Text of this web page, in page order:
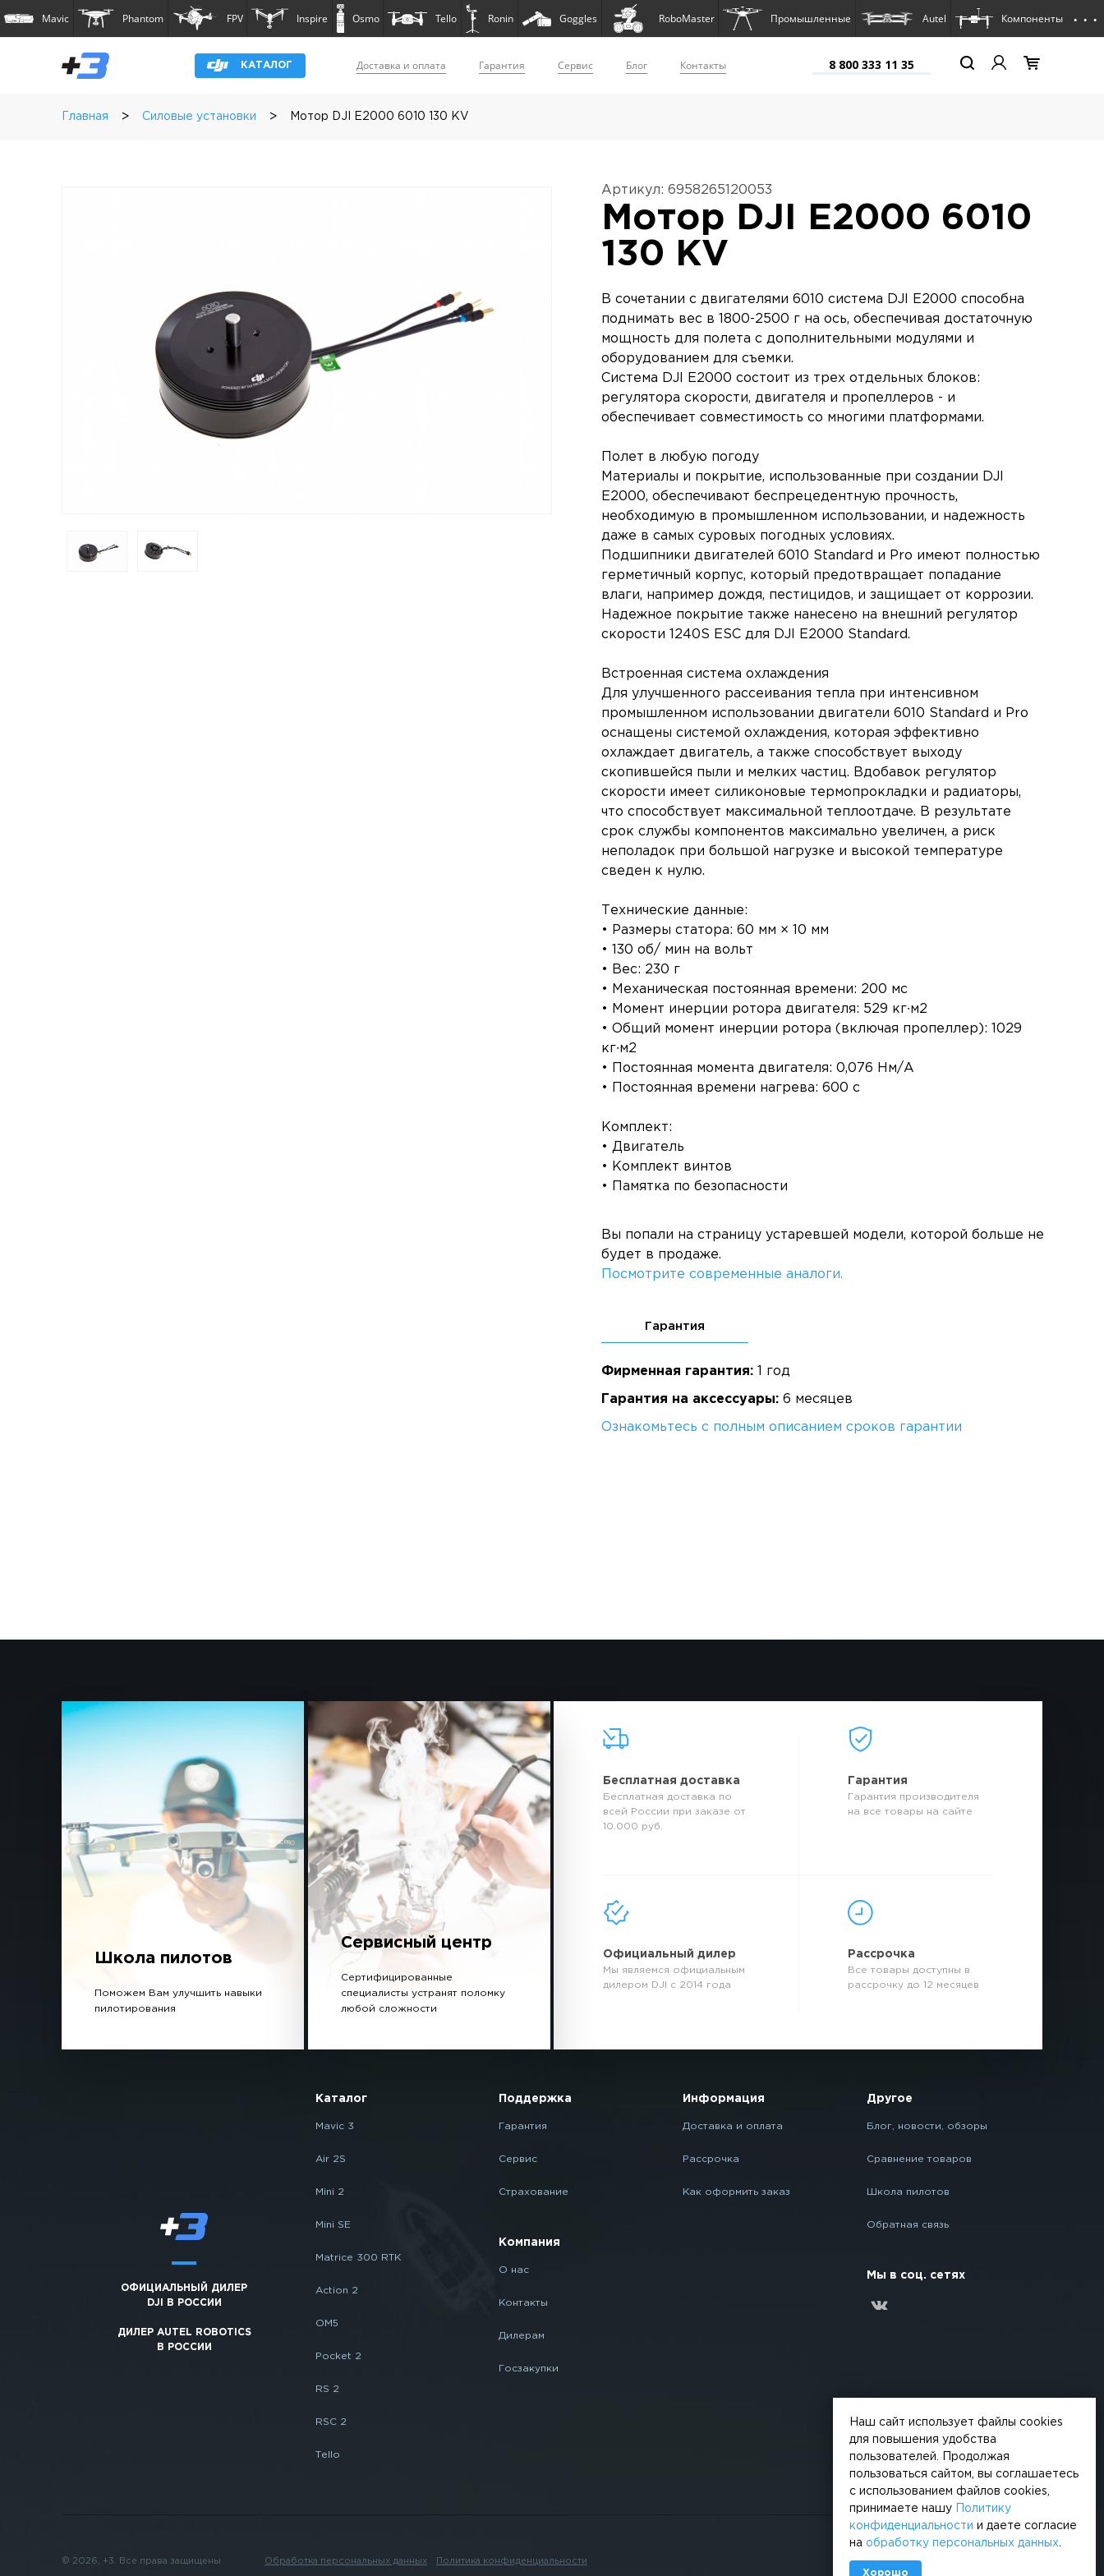
Mavic Phantom FPV Inspire Osmo Tello Ronin Goggles RoboMaster Промышленные Autel Компоненты . . .
КАТАЛОГ Доставка и оплата Гарантия Сервис Блог Контакты 8 800 333 11 35
Главная > Силовые установки > Мотор DJI E2000 6010 130 KV
Артикул: 6958265120053
Мотор DJI E2000 6010
130 KV
В сочетании с двигателями 6010 система DJI E2000 способна
поднимать вес в 1800-2500 г на ось, обеспечивая достаточную
мощность для полета с дополнительными модулями и
оборудованием для съемки.
Система DJI E2000 состоит из трех отдельных блоков:
регулятора скорости, двигателя и пропеллеров - и
обеспечивает совместимость со многими платформами.
Полет в любую погоду
Материалы и покрытие, использованные при создании DJI
E2000, обеспечивают беспрецедентную прочность,
необходимую в промышленном использовании, и надежность
даже в самых суровых погодных условиях.
Подшипники двигателей 6010 Standard и Pro имеют полностью
герметичный корпус, который предотвращает попадание
влаги, например дождя, пестицидов, и защищает от коррозии.
Надежное покрытие также нанесено на внешний регулятор
скорости 1240S ESC для DJI E2000 Standard.
Встроенная система охлаждения
Для улучшенного рассеивания тепла при интенсивном
промышленном использовании двигатели 6010 Standard и Pro
оснащены системой охлаждения, которая эффективно
охлаждает двигатель, а также способствует выходу
скопившейся пыли и мелких частиц. Вдобавок регулятор
скорости имеет силиконовые термопрокладки и радиаторы,
что способствует максимальной теплоотдаче. В результате
срок службы компонентов максимально увеличен, а риск
неполадок при большой нагрузке и высокой температуре
сведен к нулю.
Технические данные:
• Размеры статора: 60 мм × 10 мм
• 130 об/ мин на вольт
• Вес: 230 г
• Механическая постоянная времени: 200 мс
• Момент инерции ротора двигателя: 529 кг∙м2
• Общий момент инерции ротора (включая пропеллер): 1029
кг∙м2
• Постоянная момента двигателя: 0,076 Нм/А
• Постоянная времени нагрева: 600 с
Комплект:
• Двигатель
• Комплект винтов
• Памятка по безопасности
Вы попали на страницу устаревшей модели, которой больше не
будет в продаже.
Посмотрите современные аналоги.
Гарантия
Фирменная гарантия:1 год
Гарантия на аксессуары:6 месяцев
Ознакомьтесь с полным описанием сроков гарантии
Школа пилотов
Поможем Вам улучшить навыки
пилотирования
Сервисный центр
Сертифицированные
специалисты устранят поломку
любой сложности
Бесплатная доставка
Бесплатная доставка по
всей России при заказе от
10.000 руб.
Гарантия
Гарантия производителя
на все товары на сайте
Официальный дилер
Мы являемся официальным
дилером DJI с 2014 года
Рассрочка
Все товары доступны в
рассрочку до 12 месяцев
ОФИЦИАЛЬНЫЙ ДИЛЕР
DJI В РОССИИ
ДИЛЕР AUTEL ROBOTICS
В РОССИИ
Каталог
Mavic 3
Air 2S
Mini 2
Mini SE
Matrice 300 RTK
Action 2
OM5
Pocket 2
RS 2
RSC 2
Tello
Поддержка
Гарантия
Сервис
Страхование
Компания
О нас
Контакты
Дилерам
Госзакупки
Информация
Доставка и оплата
Рассрочка
Как оформить заказ
Другое
Блог, новости, обзоры
Сравнение товаров
Школа пилотов
Обратная связь
Мы в соц. сетях
© 2026, +3. Все права защищены Обработка персональных данных Политика конфиденциальности
Наш сайт использует файлы cookies
для повышения удобства
пользователей. Продолжая
пользоваться сайтом, вы соглашаетесь
с использованием файлов cookies,
принимаете нашу
Политику
конфиденциальности
и даете согласие
на обработку персональных данных
Хорошо